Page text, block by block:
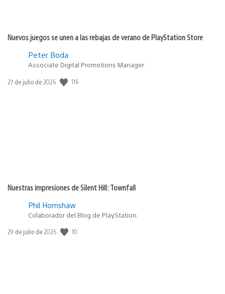
Nuevos juegos se unen a las rebajas de verano de PlayStation Store
Peter Boda
Associate Digital Promotions Manager
Fecha
27 de julio de 2026 116
Nuestras impresiones de Silent Hill: Townfall
Phil Hornshaw
Colaborador del Blog de PlayStation
Fecha
29 de julio de 2026 10